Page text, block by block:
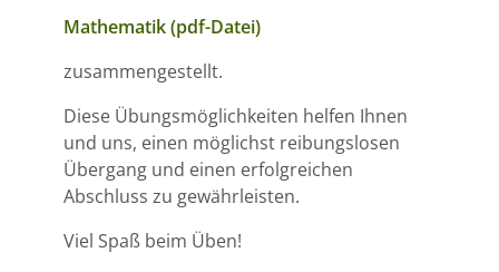
Mathematik (pdf-Datei)
zusammengestellt.
Diese Übungsmöglichkeiten helfen Ihnen
und uns, einen möglichst reibungslosen
Übergang und einen erfolgreichen
Abschluss zu gewährleisten.
Viel Spaß beim Üben!